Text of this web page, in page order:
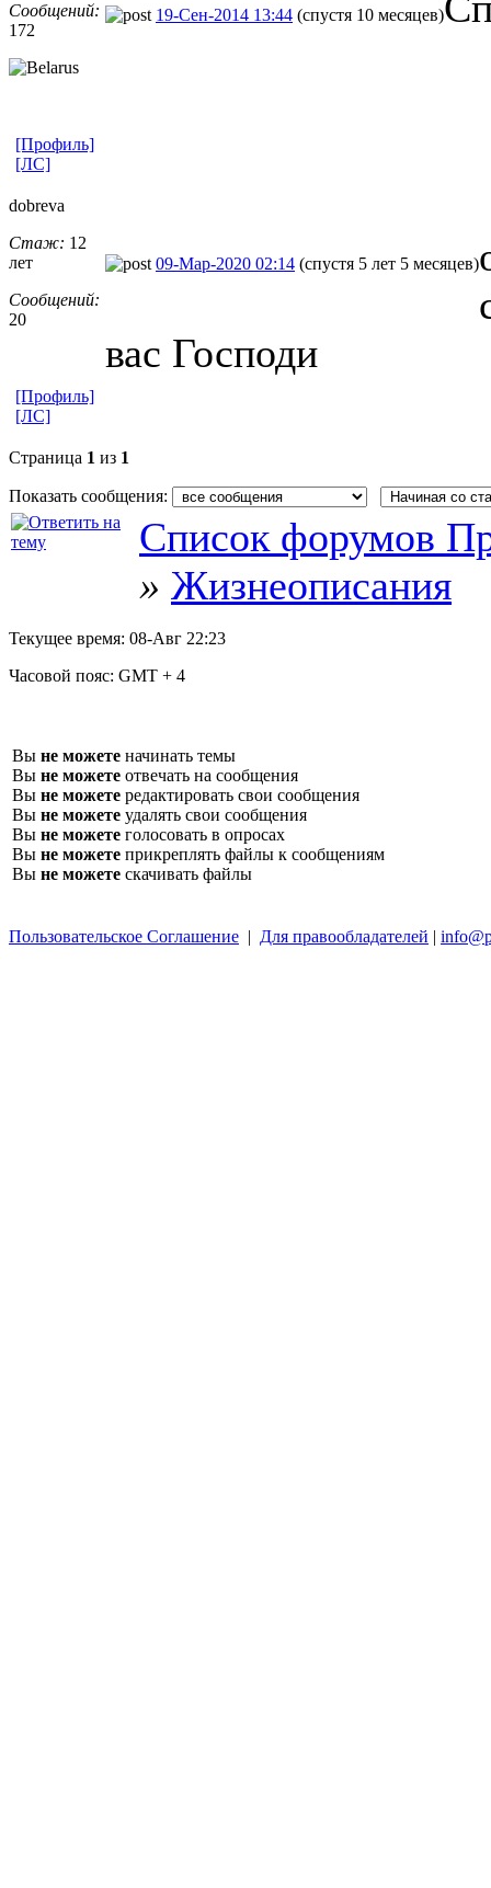
Сообщений:
172
19-Сен-2014 13:44 (спустя 10 месяцев)
[Профиль]
[ЛС]
dobreva
Стаж: 12
лет
Сообщений:
20
09-Мар-2020 02:14 (спустя 5 лет 5 месяцев)
вас Господи
[Профиль]
[ЛС]
Страница 1 из 1
Показать сообщения:
Список форумов
» Жизнеописания
Текущее время: 08-Авг 22:23
Часовой пояс: GMT + 4
Вы не можете начинать темы
Вы не можете отвечать на сообщения
Вы не можете редактировать свои сообщения
Вы не можете удалять свои сообщения
Вы не можете голосовать в опросах
Вы не можете прикреплять файлы к сообщениям
Вы не можете скачивать файлы
Пользовательское Соглашение | Для правообладателей |